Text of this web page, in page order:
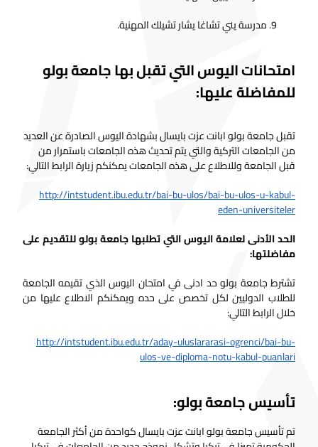
مدرسة يني تشاغا يشار تشيلك المهنية.
امتحانات اليوس التي تقبل بها جامعة بولو
للمفاضلة عليها:
تقبل جامعة بولو ابانت عزت بايسال بشهادة اليوس الصادرة عن العديد
من الجامعات التركية والتي يتم تحديث هذه الجامعات باستمرار من
قبل الجامعة وللاطلاع على هذه الجامعات يمكنكم زيارة الرابط التالي:
http://intstudent.ibu.edu.tr/bai-bu-ulos/bai-bu-ulos-u-kabul-
eden-universiteler
الحد الأدنى لعلامة اليوس التي تطلبها جامعة بولو للتقديم على
مفاضلتها:
تشترط جامعة بولو حد ادنى في امتحان اليوس الذي تقيمه الجامعة
للطلاب الدوليين لكل تخصص على حده ويمكنكم الاطلاع عليها من
خلال الرابط التالي:
http://intstudent.ibu.edu.tr/aday-uluslararasi-ogrenci/bai-bu-
ulos-ve-diploma-notu-kabul-puanlari
تأسيس جامعة بولو:
تم تأسيس جامعة بولو ابانت عزت بايسال كواحدة من أكثر الجامعة